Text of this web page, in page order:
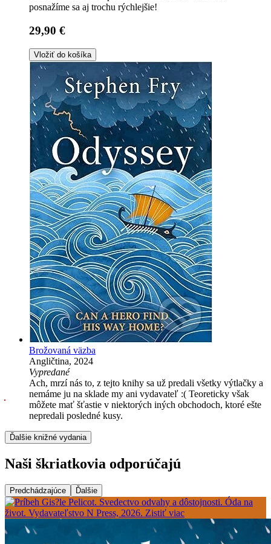
posnažíme sa aj trochu rýchlejšie!
29,90 €
Vložiť do košíka
Brožovaná väzba
Angličtina, 2024
Vypredané
Ach, mrzí nás to, z tejto knihy sa už predali všetky výtlačky a
nemáme ju na sklade my ani vydavateľ :( Teoreticky však
môžete mať šťastie v niektorých iných obchodoch, ktoré ešte
nepredali posledné kusy.
Ďalšie knižné vydania
Naši škriatkovia odporúčajú
Predchádzajúce Ďalšie